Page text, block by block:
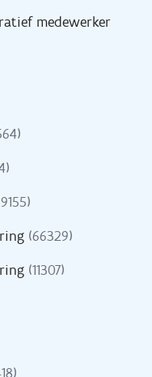
medewerker
(66329)
(11307)